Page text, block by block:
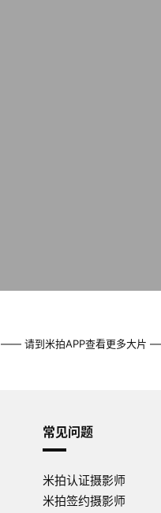
—— 请到米拍APP查看更多大片
常见问题
米拍认证摄影师
米拍签约摄影师